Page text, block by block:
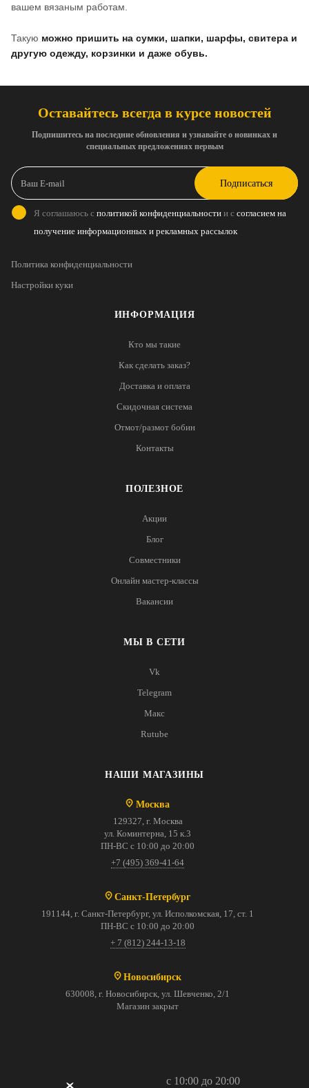
вашем вязаным работам.
Такую можно пришить на сумки, шапки, шарфы, свитера и
другую одежду, корзинки и даже обувь.
ИНФОРМАЦИЯ
Кто мы такие
Как сделать заказ?
Доставка и оплата
Скидочная система
Отмот/размот бобин
Контакты
ПОЛЕЗНОЕ
Акции
Блог
Совместники
Онлайн мастер-классы
Вакансии
МЫ В СЕТИ
Vk
Telegram
Макс
Rutube
НАШИ МАГАЗИНЫ
Москва
129327, г. Москва
ул. Коминтерна, 15 к.3
ПН-ВС с 10:00 до 20:00
+7 (495) 369-41-64
Санкт-Петербург
191144, г. Санкт-Петербург, ул. Исполкомская, 17, ст. 1
ПН-ВС с 10:00 до 20:00
+ 7 (812) 244-13-18
Новосибирск
630008, г. Новосибирск, ул. Шевченко, 2/1
Магазин закрыт
с 10:00 до 20:00
Оставайтесь всегда в курсе новостей
Подпишитесь на последние обновления и узнавайте о новинках и
специальных предложениях первым
Подписаться
Я соглашаюсь с политикой конфиденциальности и с согласием на
получение информационных и рекламных рассылок
Политика конфиденциальности
Настройки куки